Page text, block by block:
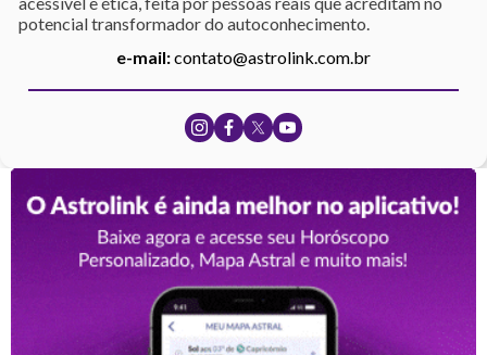
potencial transformador do autoconhecimento.
e-mail:contato@astrolink.com.br